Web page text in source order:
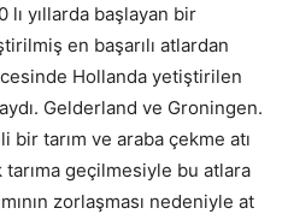
lı yıllarda başlayan bir
en başarılı atlardan
Hollanda yetiştirilen
Gelderland ve Groningen.
bir tarım ve araba çekme atı
geçilmesiyle bu atlara
zorlaşması nedeniyle at